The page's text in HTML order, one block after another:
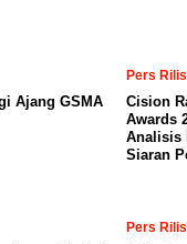
Ajang GSMA
Pers Rilis
Cision
Awards
Analisis
Siaran
Pers Rilis